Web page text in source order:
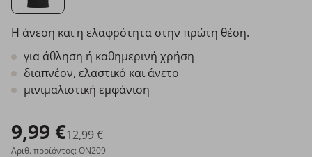
Η άνεση και η ελαφρότητα στην πρώτη θέση.
για άθληση ή καθημερινή χρήση
διαπνέον, ελαστικό και άνετο
μινιμαλιστική εμφάνιση
9,99 €12,99 €
Αριθ. προϊόντος: ON209